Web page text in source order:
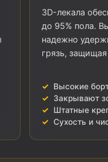
3D-лекала
до 95% пола.
надежно
грязь,
Высокие
Закрывают
Штатные
Сухость и